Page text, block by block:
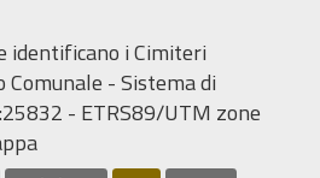
identificano i Cimiteri
- Sistema di
- ETRS89/UTM zone